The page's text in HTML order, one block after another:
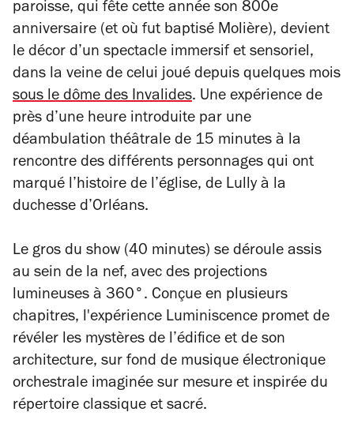
paroisse, qui fête cette année son 800e
anniversaire (et où fut baptisé Molière), devient
le décor d’un spectacle immersif et sensoriel,
dans la veine de celui joué depuis quelques mois
sous le dôme des Invalides. Une expérience de
près d’une heure introduite par une
déambulation théâtrale de 15 minutes à la
rencontre des différents personnages qui ont
marqué l’histoire de l’église, de Lully à la
duchesse d’Orléans.
Le gros du show (40 minutes) se déroule assis
au sein de la nef, avec des projections
lumineuses à 360°. Conçue en plusieurs
chapitres, l'expérience Luminiscence promet de
révéler les mystères de l’édifice et de son
architecture, sur fond de musique électronique
orchestrale imaginée sur mesure et inspirée du
répertoire classique et sacré.